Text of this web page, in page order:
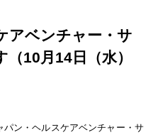
アベンチャー・サ
10月14日（水）
ン・ヘルスケアベンチャー・サ